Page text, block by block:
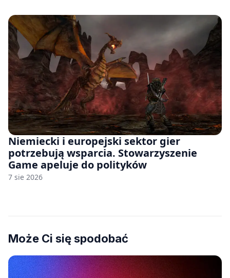
Niemiecki i europejski sektor gier
potrzebują wsparcia. Stowarzyszenie
Game apeluje do polityków
7 sie 2026
Może Ci się spodobać